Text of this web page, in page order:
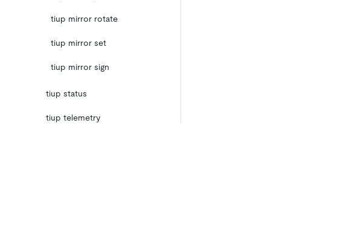
tiup mirror rotate
tiup mirror set
tiup mirror sign
tiup status
tiup telemetry